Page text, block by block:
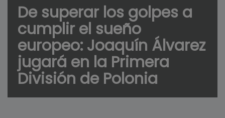
De superar los golpes a
cumplir el sueño
europeo: Joaquín Álvarez
jugará en la Primera
División de Polonia